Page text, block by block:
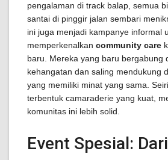
pengalaman di track balap, semua
santai di pinggir jalan sembari
ini juga menjadi kampanye informal
memperkenalkan community care
baru. Mereka yang baru bergabung
kehangatan dan saling mendukung
yang memiliki minat yang sama.
terbentuk camaraderie yang kuat,
komunitas ini lebih solid.
Event Spesial: